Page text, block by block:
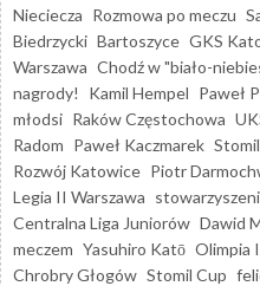
Nieciecza Rozmowa po meczu
Biedrzycki Bartoszyce GKS
Warszawa Chodź w "biało-
nagrody!
Kamil Hempel Paweł
młodsi Raków Częstochowa
Radom Paweł Kaczmarek
Rozwój Katowice Piotr
Legia II Warszawa
Centralna Liga Juniorów Dawid
meczem Yasuhiro Katō Olimpia
Chrobry Głogów Stomil Cup